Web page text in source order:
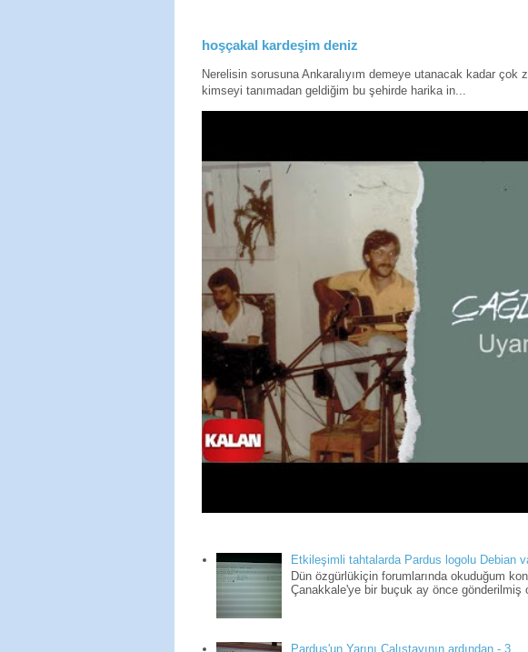
hoşçakal kardeşim deniz
Nerelisin sorusuna Ankaralıyım demeye utanacak kadar çok
kimseyi tanımadan geldiğim bu şehirde harika in...
Etkileşimli tahtalarda Pardus logolu Debian
Dün özgürlükiçin forumlarında okuduğum
Çanakkale'ye bir buçuk ay önce gönderilmiş
Pardus'un Yarını Çalıştayının ardından - 3